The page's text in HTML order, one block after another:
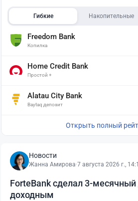
Гибкие Накопительные
Freedom Bank
Копилка
Home Credit Bank
Простой +
Alatau City Bank
Baytaq депозит
Открыть полный
Новости
Жанна Амирова·7 августа 2026 г.,
ForteBank сделал 3-
доходным